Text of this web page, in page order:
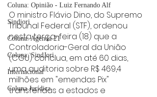
Coluna: Opinião - Luiz Fernando Alf
Sindjori
Coluna: Agenda 21
Coluna: SindJori
Internacional
Coluna Jurídica
O ministro Flávio Dino, do Supremo
Tribunal Federal (STF), ordenou
nesta terça-feira (18) que a
Controladoria-Geral da União
(CGU) conclua, em até 60 dias,
uma auditoria sobre R$ 469,4
milhões em "emendas Pix"
transferidas a estados e